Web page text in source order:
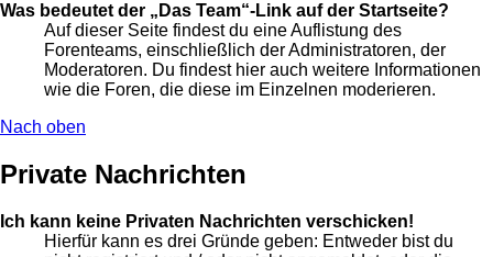
Was bedeutet der „Das Team“-Link auf der Startseite?
Auf dieser Seite findest du eine Auflistung des
Forenteams, einschließlich der Administratoren, der
Moderatoren. Du findest hier auch weitere Informationen
wie die Foren, die diese im Einzelnen moderieren.
Nach oben
Private Nachrichten
Ich kann keine Privaten Nachrichten verschicken!
Hierfür kann es drei Gründe geben: Entweder bist du